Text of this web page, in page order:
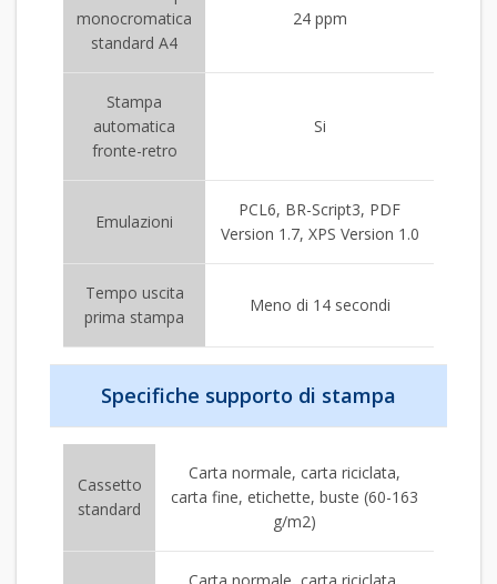
monocromatica
standard A4
24 ppm
Stampa
automatica
fronte-retro
Si
Emulazioni
PCL6, BR-Script3, PDF
Version 1.7, XPS Version 1.0
Tempo uscita
prima stampa
Meno di 14 secondi
Specifiche supporto di stampa
Cassetto
standard
Carta normale, carta riciclata,
carta fine, etichette, buste (60-163
g/m2)